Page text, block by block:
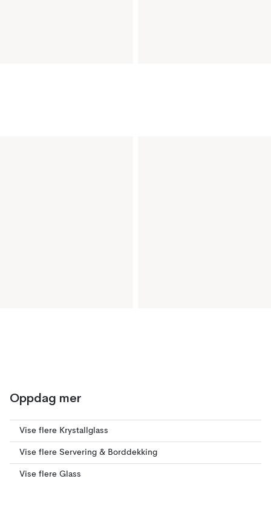
Oppdag mer
Vise flere Krystallglass
Vise flere Servering & Borddekking
Vise flere Glass